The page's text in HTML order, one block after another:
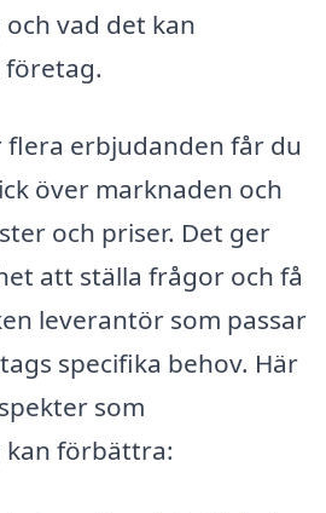
vad det kan
erbjudanden får du
över marknaden och
och priser. Det ger
att ställa frågor och få
leverantör som passar
specifika behov. Här
som
förbättra: